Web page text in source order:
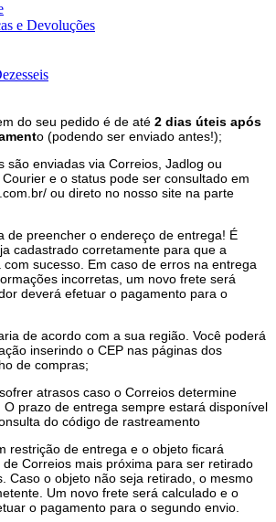
e Devoluções
do seu pedido é de até 2 dias úteis após
o (podendo ser enviado antes!);
são enviadas via Correios, Jadlog ou
e o status pode ser consultado em
ou direto no nosso site na parte
de preencher o endereço de entrega! É
cadastrado corretamente para que a
sucesso. Em caso de erros na entrega
incorretas, um novo frete será
deverá efetuar o pagamento para o
de acordo com a sua região. Você poderá
inserindo o CEP nas páginas dos
de compras;
atrasos caso o Correios determine
prazo de entrega sempre estará disponível
do código de rastreamento
restrição de entrega e o objeto ficará
Correios mais próxima para ser retirado
Caso o objeto não seja retirado, o mesmo
Um novo frete será calculado e o
o pagamento para o segundo envio.